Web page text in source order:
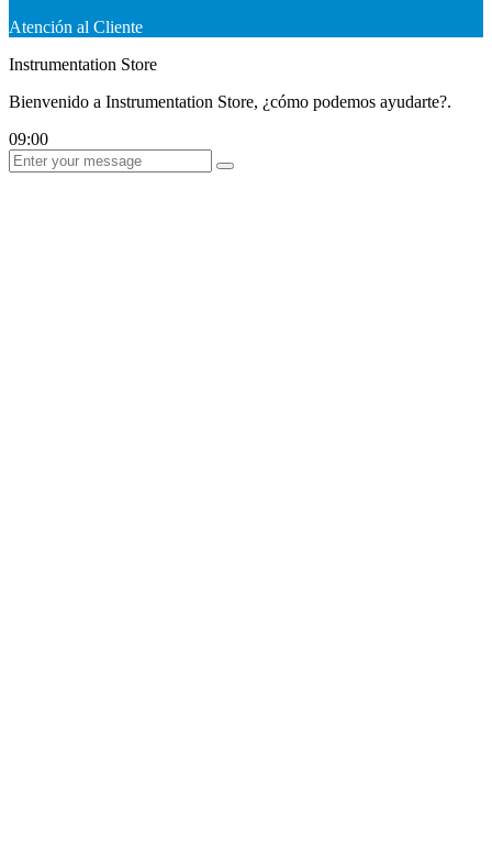
Atención al Cliente
Instrumentation Store
Bienvenido a Instrumentation Store, ¿cómo podemos ayudarte?.
09:00